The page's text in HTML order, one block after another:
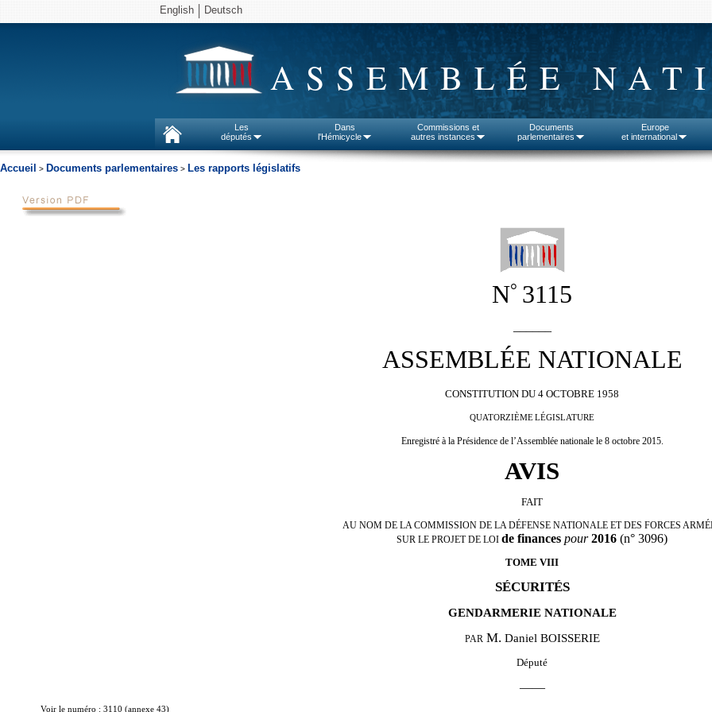
English Deutsch
ASSEMBLÉE
Les
députés
Dans
l'Hémicycle
Commissions et
autres instances
Documents
parlementaires
Europe
et international
Accueil > Documents parlementaires > Les rapports législatifs
N° 3115
ASSEMBLÉE NATIONALE
CONSTITUTION DU 4 OCTOBRE 1958
QUATORZIÈMELÉGISLATURE
Enregistré à la Présidence de l’Assemblée nationale le 8 octobre 2015.
AVIS
FAIT
AU NOM DE LA COMMISSION DE LA DÉFENSE NATIONALE ET DES FORCES
SUR LE PROJET DE LOIde finances pour2016(n° 3096)
TOME VIII
SÉCURITÉS
GENDARMERIE NATIONALE
PAR M. Daniel BOISSERIE
Député
——
Voir le numéro : 3110 (annexe 43)